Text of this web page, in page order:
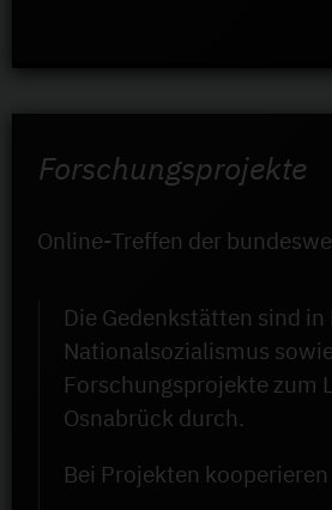
Forschungsprojekte
Online-Treffen der
Die Gedenkstätten sind
Nationalsozialismus
Forschungsprojekte zum
Osnabrück durch.
Bei Projekten